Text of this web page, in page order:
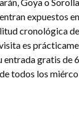
expuestos
cronológica
es
entrada gratis de
todos los